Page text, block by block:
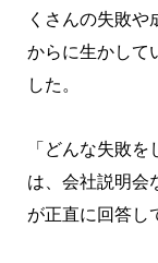
くさんの失敗
からに生かして
した。
「どんな失敗
は、会社説明会
が正直に回答し